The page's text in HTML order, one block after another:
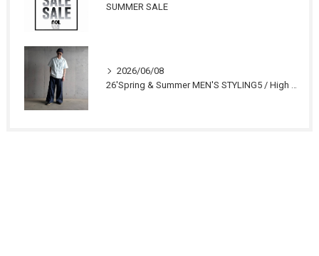
SUMMER SALE
2026/06/08
26'Spring & Summer MEN'S STYLING5 / High Summer RELAX STYLE 1